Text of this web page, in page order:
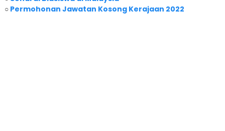
○ Permohonan Jawatan Kosong Kerajaan 2022